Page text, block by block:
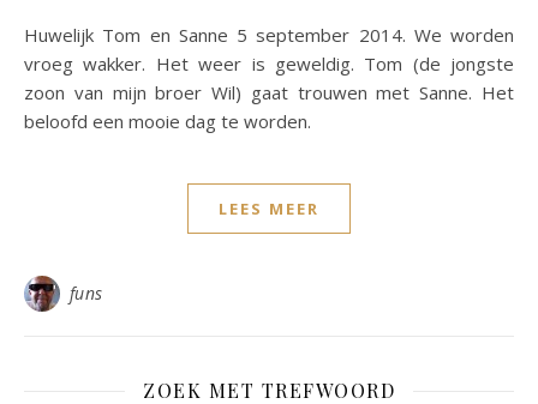
Huwelijk Tom en Sanne 5 september 2014. We worden
vroeg wakker. Het weer is geweldig. Tom (de jongste
zoon van mijn broer Wil) gaat trouwen met Sanne. Het
beloofd een mooie dag te worden.
LEES MEER
funs
ZOEK MET TREFWOORD